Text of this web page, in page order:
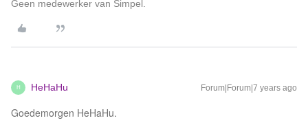
Geen medewerker van Simpel.
H HeHaHu Forum|Forum|7 years ago
Goedemorgen HeHaHu.